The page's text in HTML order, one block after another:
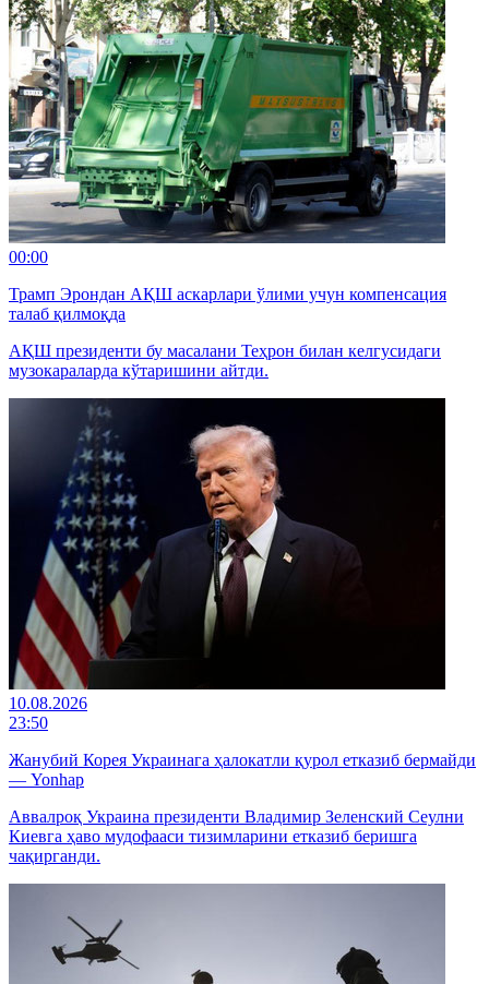
00:00
Трамп Эрондан АҚШ аскарлари ўлими учун компенсация
талаб қилмоқда
АҚШ президенти бу масалани Теҳрон билан келгусидаги
музокараларда кўтаришини айтди.
10.08.2026
23:50
Жанубий Корея Украинага ҳалокатли қурол етказиб бермайди
— Yonhap
Аввалроқ Украина президенти Владимир Зеленский Сеулни
Киевга ҳаво мудофааси тизимларини етказиб беришга
чақирганди.